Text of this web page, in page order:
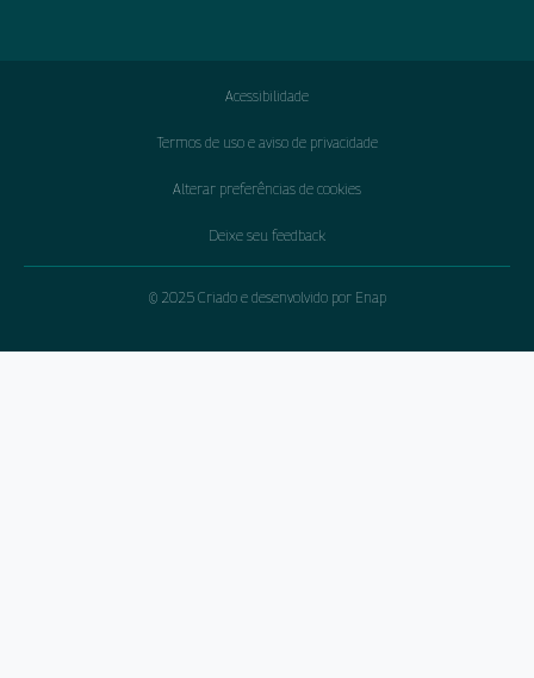
Acessibilidade
Termos de uso e aviso de privacidade
Alterar preferências de cookies
Deixe seu feedback
© 2025 Criado e desenvolvido por Enap